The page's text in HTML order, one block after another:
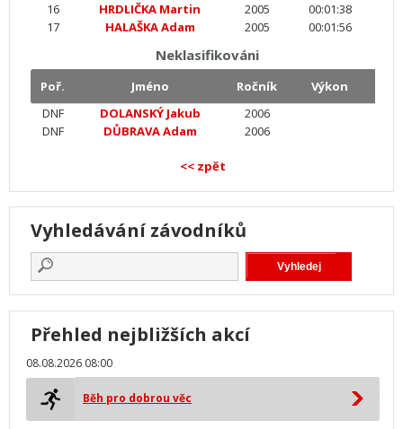
16
HRDLIČKA Martin 2005
00:01:38
17
HALAŠKA Adam 2005 00:01:56
Neklasifikováni
Poř. Jméno Ročník
Výkon
DNF
DOLANSKÝ Jakub
2006
DNF
DŮBRAVA Adam 2006
<< zpět
Vyhledávání závodníků
Přehled nejbližších akcí
08.08.2026 08:00
Běh pro dobrou věc